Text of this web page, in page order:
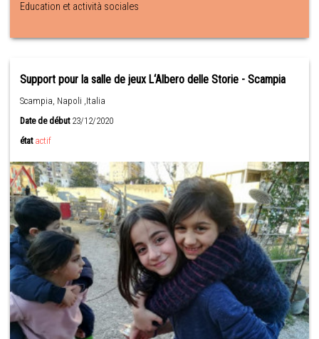
Education et actività sociales
Support pour la salle de jeux L‘Albero delle Storie - Scampia
Scampia, Napoli ,Italia
Date de début23/12/2020
état actif